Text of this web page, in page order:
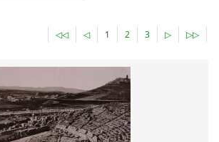
◁◁ ◁ 1 2 3 ▷ ▷▷